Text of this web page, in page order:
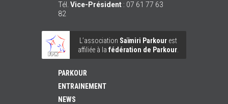
Tél. Vice-Président : 07 61 77 63
82
L’association Saïmiri Parkourest
affiliée à la fédération de Parkour.
PARKOUR
ENTRAINEMENT
NEWS